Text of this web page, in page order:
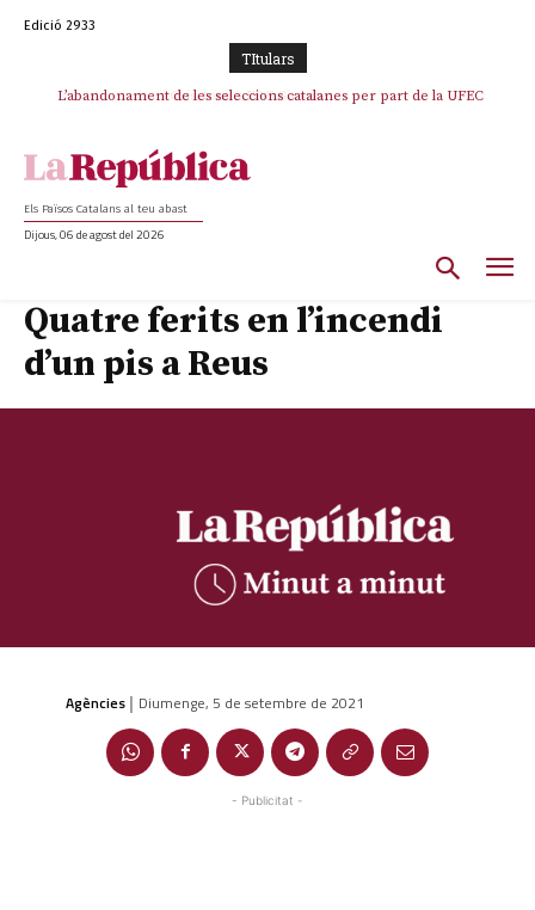
Edició 2933
TItulars
L’abandonament de les seleccions catalanes per part de la UFEC
Els Països Catalans al teu abast
Dijous, 06 de agost del 2026
Quatre ferits en l’incendi
d’un pis a Reus
Agències | Diumenge, 5 de setembre de 2021
- Publicitat -